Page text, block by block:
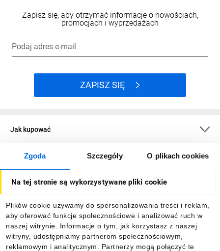
Zgoda Szczegóły O plikach cookies
Na tej stronie są wykorzystywane pliki cookie
Plików cookie używamy do spersonalizowania treści i reklam,
aby oferować funkcje społecznościowe i analizować ruch w
naszej witrynie. Informacje o tym, jak korzystasz z naszej
witryny, udostępniamy partnerom społecznościowym,
reklamowym i analitycznym. Partnerzy mogą połączyć te
Zapisz się, aby otrzymać informacje o nowościach,
promocjach i wyprzedażach
Podaj adres e-mail
ZAPISZ SIĘ
Jak kupować
O firmie
Informacje